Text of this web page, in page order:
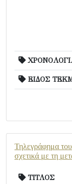
ΕΙΔΟΣ
Τηλεγράφημα
σχετικά με τη
ΤΙΤΛΟΣ